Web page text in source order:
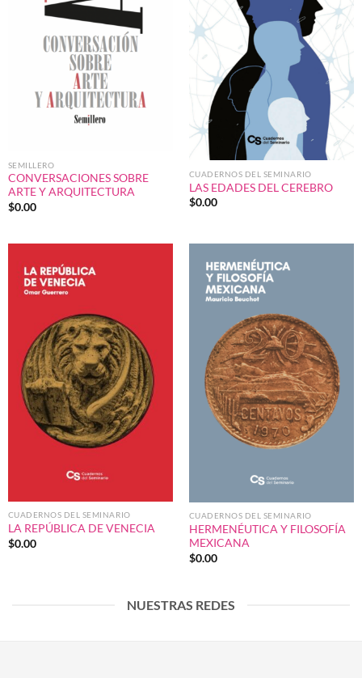
SEMILLERO
CONVERSACIONES SOBRE
ARTE Y ARQUITECTURA
$0.00
CUADERNOS DEL SEMINARIO
LAS EDADES DEL CEREBRO
$0.00
CUADERNOS DEL SEMINARIO
LA REPÚBLICA DE VENECIA
$0.00
CUADERNOS DEL SEMINARIO
HERMENÉUTICA Y FILOSOFÍA
MEXICANA
$0.00
NUESTRAS REDES